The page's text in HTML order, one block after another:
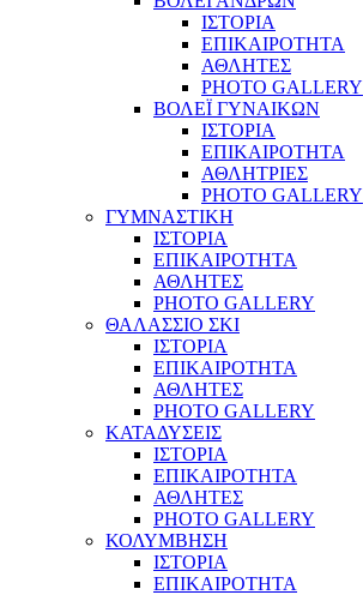
ΙΣΤΟΡΙΑ
ΕΠΙΚΑΙΡΟΤΗΤΑ
ΑΘΛΗΤΕΣ
PHOTO GALLERY
ΒΟΛΕΪ ΓΥΝΑΙΚΩΝ
ΙΣΤΟΡΙΑ
ΕΠΙΚΑΙΡΟΤΗΤΑ
ΑΘΛΗΤΡΙΕΣ
PHOTO GALLERY
ΓΥΜΝΑΣΤΙΚΗ
ΙΣΤΟΡΙΑ
ΕΠΙΚΑΙΡΟΤΗΤΑ
ΑΘΛΗΤΕΣ
PHOTO GALLERY
ΘΑΛΑΣΣΙΟ ΣΚΙ
ΙΣΤΟΡΙΑ
ΕΠΙΚΑΙΡΟΤΗΤΑ
ΑΘΛΗΤΕΣ
PHOTO GALLERY
ΚΑΤΑΔΥΣΕΙΣ
ΙΣΤΟΡΙΑ
ΕΠΙΚΑΙΡΟΤΗΤΑ
ΑΘΛΗΤΕΣ
PHOTO GALLERY
ΚΟΛΥΜΒΗΣΗ
ΙΣΤΟΡΙΑ
ΕΠΙΚΑΙΡΟΤΗΤΑ